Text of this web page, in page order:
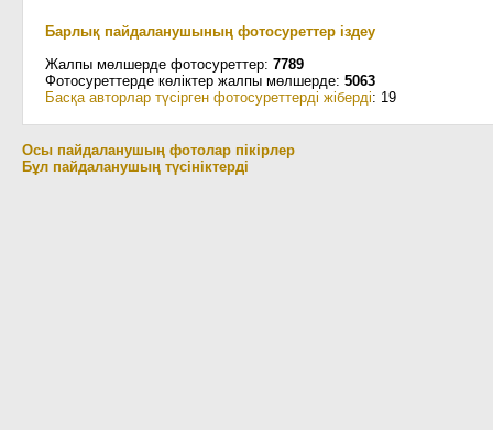
Барлық пайдаланушының фотосуреттер іздеу
Жалпы мөлшерде фотосуреттер: 7789
Фотосуреттерде көліктер жалпы мөлшерде: 5063
Басқа авторлар түсірген фотосуреттерді жіберді: 19
Осы пайдаланушың фотолар пікірлер
Бұл пайдаланушың түсініктерді